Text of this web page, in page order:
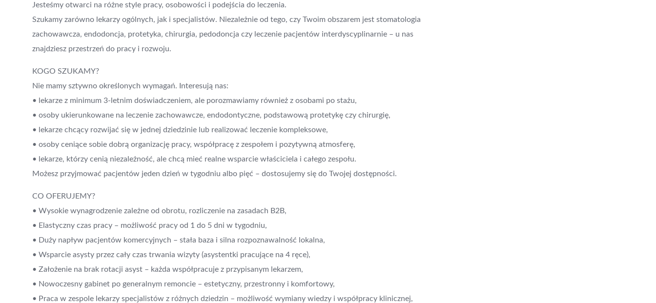
Jesteśmy otwarci na różne style pracy, osobowości i podejścia do leczenia.
Szukamy zarówno lekarzy ogólnych, jak i specjalistów. Niezależnie od tego, czy Twoim obszarem jest stomatologia
zachowawcza, endodoncja, protetyka, chirurgia, pedodoncja czy leczenie pacjentów interdyscyplinarnie – u nas
znajdziesz przestrzeń do pracy i rozwoju.
KOGO SZUKAMY?
Nie mamy sztywno określonych wymagań. Interesują nas:
• lekarze z minimum 3-letnim doświadczeniem, ale porozmawiamy również z osobami po stażu,
• osoby ukierunkowane na leczenie zachowawcze, endodontyczne, podstawową protetykę czy chirurgię,
• lekarze chcący rozwijać się w jednej dziedzinie lub realizować leczenie kompleksowe,
• osoby ceniące sobie dobrą organizację pracy, współpracę z zespołem i pozytywną atmosferę,
• lekarze, którzy cenią niezależność, ale chcą mieć realne wsparcie właściciela i całego zespołu.
Możesz przyjmować pacjentów jeden dzień w tygodniu albo pięć – dostosujemy się do Twojej dostępności.
CO OFERUJEMY?
• Wysokie wynagrodzenie zależne od obrotu, rozliczenie na zasadach B2B,
• Elastyczny czas pracy – możliwość pracy od 1 do 5 dni w tygodniu,
• Duży napływ pacjentów komercyjnych – stała baza i silna rozpoznawalność lokalna,
• Wsparcie asysty przez cały czas trwania wizyty (asystentki pracujące na 4 ręce),
• Założenie na brak rotacji asyst – każda współpracuje z przypisanym lekarzem,
• Nowoczesny gabinet po generalnym remoncie – estetyczny, przestronny i komfortowy,
• Praca w zespole lekarzy specjalistów z różnych dziedzin – możliwość wymiany wiedzy i współpracy klinicznej,